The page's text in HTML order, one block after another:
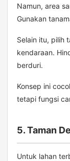
Namun, area
Gunakan
Selain itu, pilih
kendaraan.
berduri.
Konsep ini
tetapi fungsi
5. Taman
Untuk lahan